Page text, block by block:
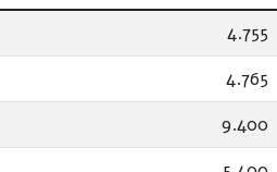
4.755
4.765
9.400